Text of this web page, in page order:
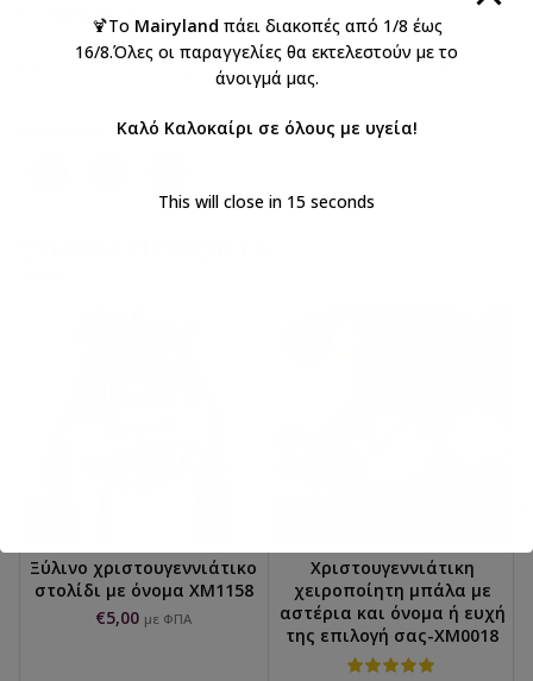
Κατηγορίες:
Γούρια , Χριστούγεννα
Χριστουγεννιάτικα Γούρια
βελούδινη γούρι , κολοκύθα Κολοκύθα Γούρι
Κοινοποιήστε:
Ξύλινο χριστουγεννιάτικο
στολίδι με όνομα XM1158
€5,00 με ΦΠΑ
Χριστουγεννιάτικη
χειροποίητη μπάλα με
αστέρια και όνομα ή ευχή
της επιλογή σας-XM0018
🍹Το Mairyland πάει διακοπές από 1/8 έως
16/8.Όλες οι παραγγελίες θα εκτελεστούν με το
άνοιγμά μας.
Καλό Καλοκαίρι σε όλους με υγεία!
This will close in 15 seconds